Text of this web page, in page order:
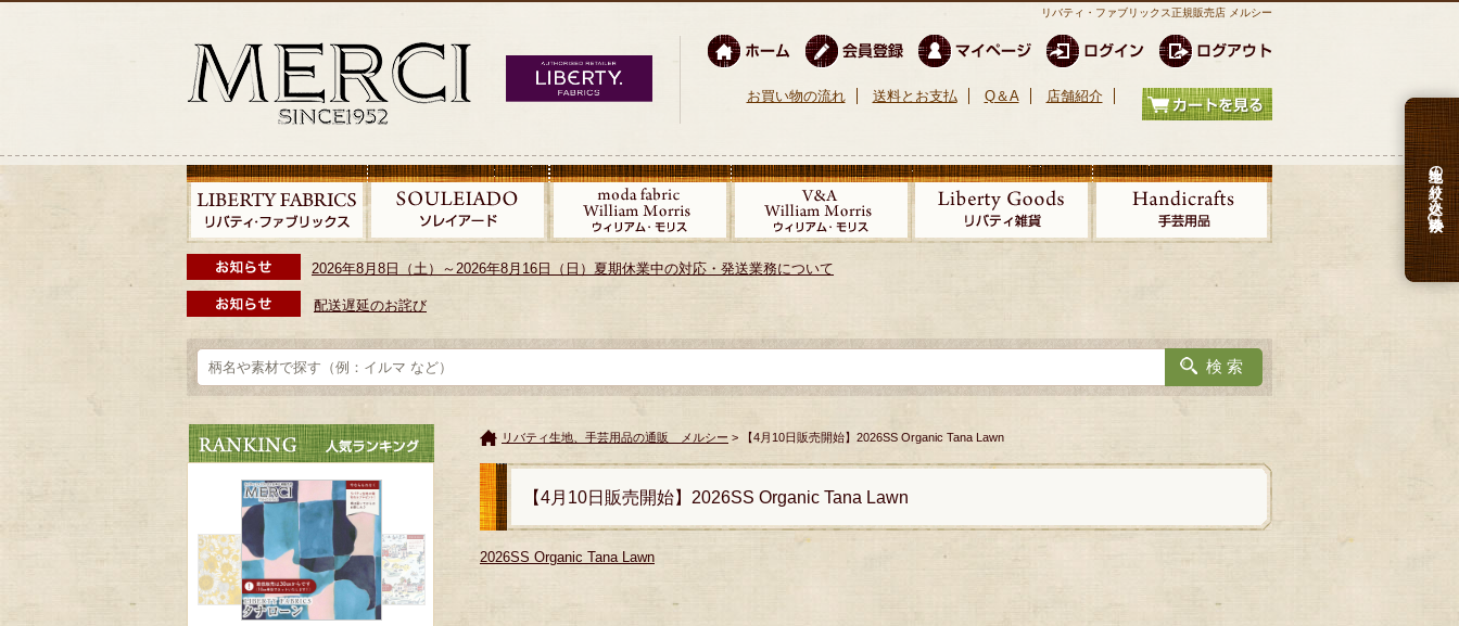
リバティ・ファブリックス正規販売店 メルシー
お買い物の流れ 送料とお支払 Q＆A 店舗紹介
2026年8月8日（土）～2026年8月16日（日）夏期休業中の対応・発送業務について
配送遅延のお詫び
生地の絞り込み検索
リバティ生地、手芸用品の通販 メルシー > 【4月10日販売開始】2026SS Organic Tana Lawn
【4月10日販売開始】2026SS Organic Tana Lawn
2026SS Organic Tana Lawn